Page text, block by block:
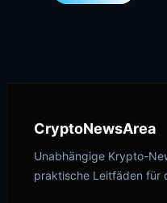
CryptoNewsArea
Unabhängige Krypto-
praktische Leitfäden für